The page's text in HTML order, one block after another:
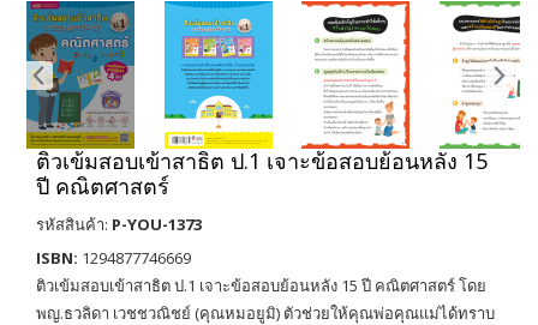
ติวเข้มสอบเข้าสาธิต ป.1 เจาะข้อสอบย้อนหลัง 15
ปี คณิตศาสตร์
รหัสสินค้า: P-YOU-1373
ISBN: 1294877746669
ติวเข้มสอบเข้าสาธิต ป.1 เจาะข้อสอบย้อนหลัง 15 ปี คณิตศาสตร์ โดย
พญ.ธวลิดา เวชชวณิชย์ (คุณหมอยูมิ) ตัวช่วยให้คุณพ่อคุณแม่ได้ทราบ